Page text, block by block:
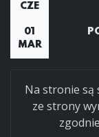
CZE
01
MAR
Na stronie są
ze strony